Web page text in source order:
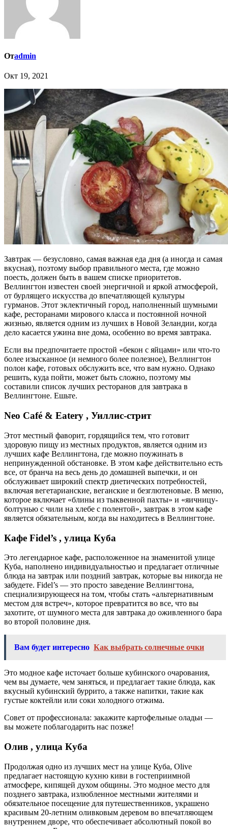
Отadmin
Окт 19, 2021
Завтрак — безусловно, самая важная еда дня (а иногда и самая
вкусная), поэтому выбор правильного места, где можно
поесть, должен быть в вашем списке приоритетов.
Веллингтон известен своей энергичной и яркой атмосферой,
от бурлящего искусства до впечатляющей культуры
гурманов. Этот эклектичный город, наполненный шумными
кафе, ресторанами мирового класса и постоянной ночной
жизнью, является одним из лучших в Новой Зеландии, когда
дело касается ужина вне дома, особенно во время завтрака.
Если вы предпочитаете простой «бекон с яйцами» или что-то
более изысканное (и немного более полезное), Веллингтон
полон кафе, готовых обслужить все, что вам нужно. Однако
решить, куда пойти, может быть сложно, поэтому мы
составили список лучших ресторанов для завтрака в
Веллингтоне. Ешьте.
Neo Café & Eatery , Уиллис-стрит
Этот местный фаворит, гордящийся тем, что готовит
здоровую пищу из местных продуктов, является одним из
лучших кафе Веллингтона, где можно поужинать в
непринужденной обстановке. В этом кафе действительно есть
все, от бранча на весь день до домашней выпечки, и он
обслуживает широкий спектр диетических потребностей,
включая вегетарианские, веганские и безглютеновые. В меню,
которое включает «блины из тыквенной пахты» и «яичницу-
болтунью с чили на хлебе с полентой», завтрак в этом кафе
является обязательным, когда вы находитесь в Веллингтоне.
Кафе Fidel’s , улица Куба
Это легендарное кафе, расположенное на знаменитой улице
Куба, наполнено индивидуальностью и предлагает отличные
блюда на завтрак или поздний завтрак, которые вы никогда не
забудете. Fidel’s — это просто заведение Веллингтона,
специализирующееся на том, чтобы стать «альтернативным
местом для встреч», которое превратится во все, что вы
захотите, от шумного места для завтрака до оживленного бара
во второй половине дня.
Вам будет интересно Как выбрать солнечные очки
Это модное кафе источает больше кубинского очарования,
чем вы думаете, чем заняться, и предлагает такие блюда, как
вкусный кубинский буррито, а также напитки, такие как
густые коктейли или соки холодного отжима.
Совет от профессионала: закажите картофельные оладьи —
вы можете поблагодарить нас позже!
Олив , улица Куба
Продолжая одно из лучших мест на улице Куба, Olive
предлагает настоящую кухню киви в гостеприимной
атмосфере, кипящей духом общины. Это модное место для
позднего завтрака, излюбленное местными жителями и
обязательное посещение для путешественников, украшено
красивым 20-летним оливковым деревом во впечатляющем
внутреннем дворе, что обеспечивает абсолютный покой во